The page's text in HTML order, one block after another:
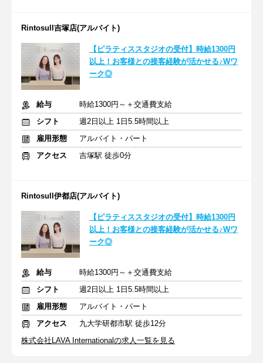
Rintosull吉塚店(アルバイト)
【ピラティススタジオの受付】時給1300円
以上！お客様との接客経験が活かせる♪Wワ
ーク◎
給与
時給1300円～＋交通費支給
シフト
週2日以上 1日5.5時間以上
雇用形態
アルバイト・パート
アクセス
吉塚駅 徒歩0分
Rintosull伊都店(アルバイト)
【ピラティススタジオの受付】時給1300円
以上！お客様との接客経験が活かせる♪Wワ
ーク◎
給与
時給1300円～＋交通費支給
シフト
週2日以上 1日5.5時間以上
雇用形態
アルバイト・パート
アクセス
九大学研都市駅 徒歩12分
株式会社LAVA Internationalの求人一覧を見る